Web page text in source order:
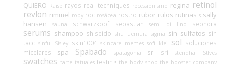
QUIERO Raise rayos real techniques recessionismo regina retinol
revlon rimmel roby roc rosácea rostro rubor rulos rutinas s sally
hansen
sauna schwarzkopf sebastian semi di lino sephora
serums shampoo shiseido shu uemura sigma sin sulfatos sin
tacc sinful Sisley skin1004 skincare memes sofí klei sol soluciones
micelares
spa Spabado spatagonia sri sri stendhal StIves
swatches tarte tatuajes testing the body shop the booster company